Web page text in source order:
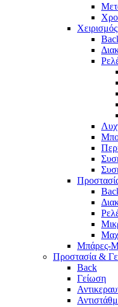
Χειρισμός
Μπάρες-
Προστασία &
Back
Γείωση